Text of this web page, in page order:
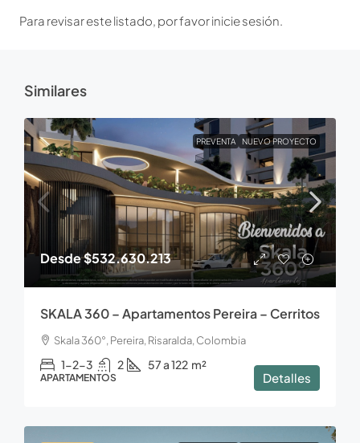
Para revisar este listado, por favor inicie sesión.
Similares
PREVENTA NUEVO PROYECTO
Desde$532.630.213
SKALA 360 – Apartamentos Pereira – Cerritos
Skala 360°, Pereira, Risaralda, Colombia
1-2-3 2 57 a 122 m²
APARTAMENTOS Detalles